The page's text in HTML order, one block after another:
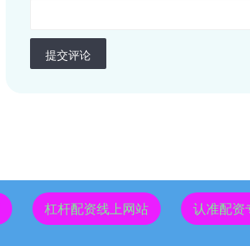
提交评论
杠杆配资线上网站 认准配资